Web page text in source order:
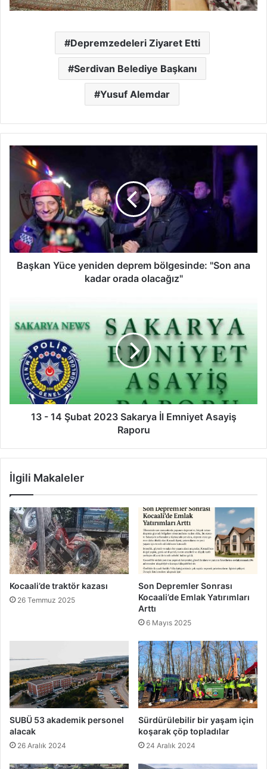
Depremzedeleri Ziyaret Etti
Serdivan Belediye Başkanı
Yusuf Alemdar
Başkan
Yüce
yeniden
deprem
bölgesinde:
"Son
ana
kadar
orada
olacağız"
Başkan Yüce yeniden deprem bölgesinde: "Son ana
kadar orada olacağız"
14
2023
Sakarya
Emniyet
Asayiş
Raporu13 - 14 Şubat 2023 Sakarya İl Emniyet Asayiş
Raporu
İlgili Makaleler
Kocaali’de traktör kazası
26 Temmuz 2025
Son Depremler Sonrası
Kocaali’de Emlak Yatırımları
Arttı
6 Mayıs 2025
SUBÜ 53 akademik personel
alacak
26 Aralık 2024
Sürdürülebilir bir yaşam için
koşarak çöp topladılar
24 Aralık 2024